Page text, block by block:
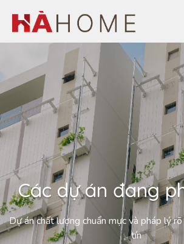
Các dự án đang
Dự án chất lượng chuẩn mực và pháp lý
tín